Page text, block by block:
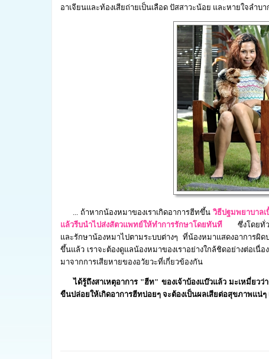
อาเจียนและท้องเสียถ่ายเป็นเลือด ปัสสาวะน้อย และหายใจลำ
... ถ้าหากน้องหมาของเราเกิดอาการฮีทขึ้น วิธีปฐมพยาบาล
แล้วรีบนำไปส่งสัตวแพทย์ให้ทำการรักษาโดยทันที ซึ่งโดยทั่วไ
และรักษาน้องหมาไปตามระบบต่างๆ ที่น้องหมาแสดงอาการผิ
ขึ้นแล้ว เราจะต้องดูแลน้องหมาของเราอย่างใกล้ชิดอย่างต่อเ
มาจากการเสียหายของอวัยวะที่เกี่ยวข้องกัน
ได้รู้ถึงสาเหตุอาการ "ฮีท" ของเจ้าบ้องแบ๊วแล้ว มะเหมี่ยวว่
ขืนปล่อยให้เกิดอาการฮีทบ่อยๆ จะต้องเป็นผลเสียต่อสุขภาพแน่ๆ